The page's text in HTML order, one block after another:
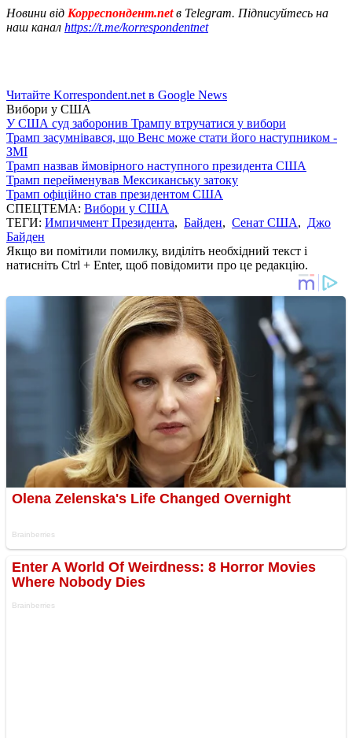
Новини від Корреспондент.netв Telegram. Підписуйтесь на
наш канал https://t.me/korrespondentnet
Читайте Korrespondent.net в Google News
Вибори у США
У США суд заборонив Трампу втручатися у вибори
Трамп засумнівався, що Венс може стати його наступником -
ЗМІ
Трамп назвав ймовірного наступного президента США
Трамп перейменував Мексиканську затоку
Трамп офіційно став президентом США
СПЕЦТЕМА: Вибори у США
ТЕГИ: Импичмент Президента, Байден, Сенат США, Джо
Байден
Якщо ви помітили помилку, виділіть необхідний текст і
натисніть Ctrl + Enter, щоб повідомити про це редакцію.